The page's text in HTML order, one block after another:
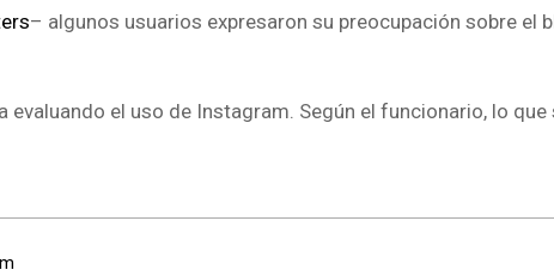
– algunos usuarios expresaron su preocupación sobre el
evaluando el uso de Instagram. Según el funcionario, lo que